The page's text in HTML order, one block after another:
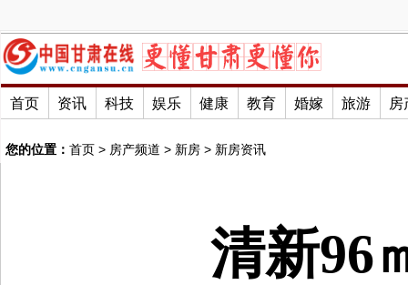
首页 资讯 科技 娱乐 健康 教育 婚嫁 旅游 房
您的位置： 首页 > 房产频道 > 新房 > 新房资讯
清新96